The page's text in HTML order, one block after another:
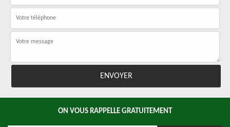
ON VOUS RAPPELLE GRATUITEMENT